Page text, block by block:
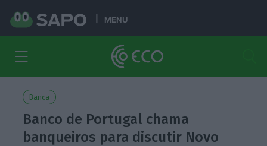
MENU
Banca
Banco de Portugal chama
banqueiros para discutir Novo